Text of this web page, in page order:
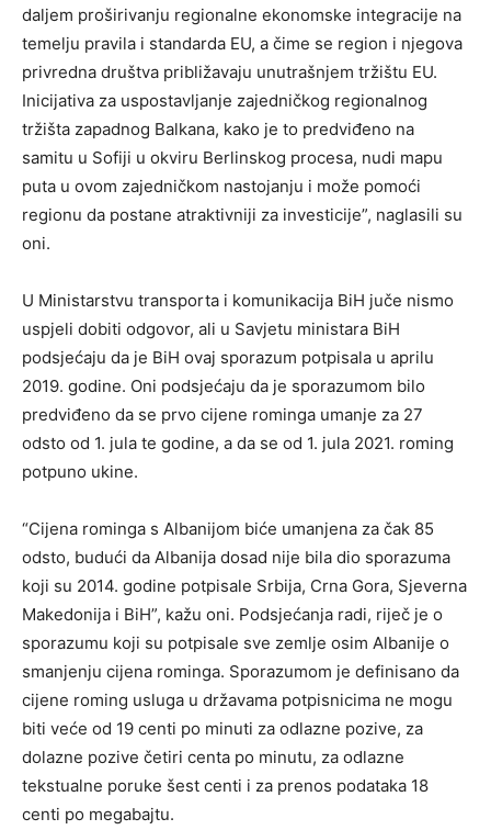
daljem proširivanju regionalne ekonomske integracije na
temelju pravila i standarda EU, a čime se region i njegova
privredna društva približavaju unutrašnjem tržištu EU.
Inicijativa za uspostavljanje zajedničkog regionalnog
tržišta zapadnog Balkana, kako je to predviđeno na
samitu u Sofiji u okviru Berlinskog procesa, nudi mapu
puta u ovom zajedničkom nastojanju i može pomoći
regionu da postane atraktivniji za investicije”, naglasili su
oni.
U Ministarstvu transporta i komunikacija BiH juče nismo
uspjeli dobiti odgovor, ali u Savjetu ministara BiH
podsjećaju da je BiH ovaj sporazum potpisala u aprilu
2019. godine. Oni podsjećaju da je sporazumom bilo
predviđeno da se prvo cijene rominga umanje za 27
odsto od 1. jula te godine, a da se od 1. jula 2021. roming
potpuno ukine.
“Cijena rominga s Albanijom biće umanjena za čak 85
odsto, budući da Albanija dosad nije bila dio sporazuma
koji su 2014. godine potpisale Srbija, Crna Gora, Sjeverna
Makedonija i BiH”, kažu oni. Podsjećanja radi, riječ je o
sporazumu koji su potpisale sve zemlje osim Albanije o
smanjenju cijena rominga. Sporazumom je definisano da
cijene roming usluga u državama potpisnicima ne mogu
biti veće od 19 centi po minuti za odlazne pozive, za
dolazne pozive četiri centa po minutu, za odlazne
tekstualne poruke šest centi i za prenos podataka 18
centi po megabajtu.